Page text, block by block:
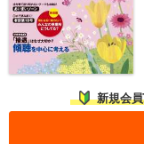
新規会